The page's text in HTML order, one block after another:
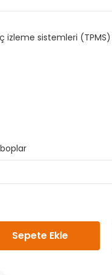
izleme sistemleri
Sepete Ekle